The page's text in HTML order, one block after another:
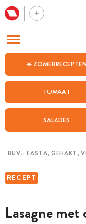
☀️ ZOMERRECEPTEN
TOMAAT
SALADES
RECEPT
Lasagne
BEZOEK ONZE ANDERE
WEEKMENU
CHAT MET MAIA
MIJN BEWAARDE RECEPTEN